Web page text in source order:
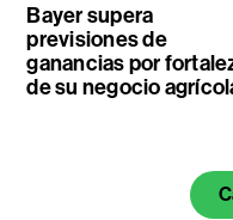
Bayer supera
previsiones de
ganancias por
de su negocio